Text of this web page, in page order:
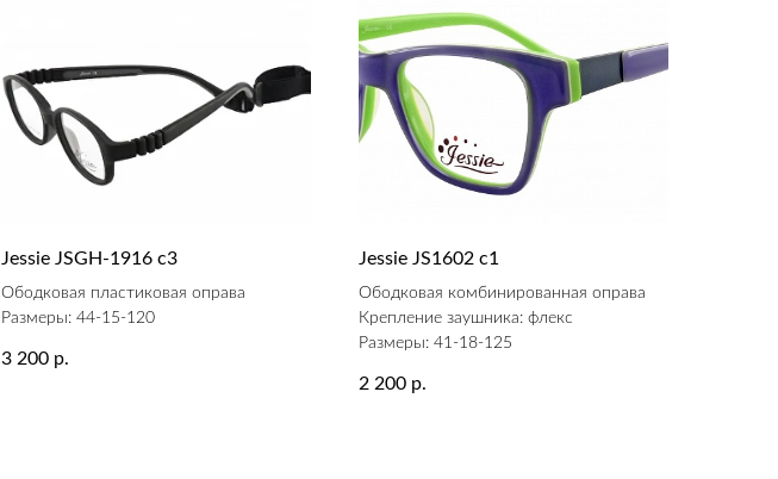
Jessie JSGH-1916 c3
Ободковая пластиковая оправа
Размеры: 44-15-120
3 200 р.
Jessie JS1602 c1
Ободковая комбинированная оправа
Крепление заушника: флекс
Размеры: 41-18-125
2 200 р.